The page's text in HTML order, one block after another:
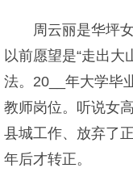
周云丽是华坪
以前愿望是“走出大
法。20__年大学毕
教师岗位。听说女
县城工作、放弃了
年后才转正。